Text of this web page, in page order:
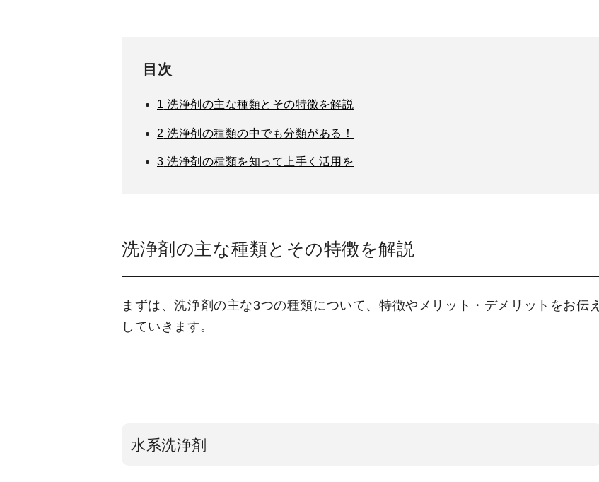
目次
1 洗浄剤の主な種類とその特徴を解説
2 洗浄剤の種類の中でも分類がある！
3 洗浄剤の種類を知って上手く活用を
洗浄剤の主な種類とその特徴を解説
まずは、洗浄剤の主な3つの種類について、特徴やメリット・デメリットをお伝え
していきます。
水系洗浄剤